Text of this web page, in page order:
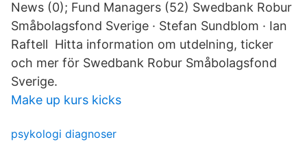
News (0); Fund Managers (52) Swedbank Robur
Småbolagsfond Sverige · Stefan Sundblom · Ian
Raftell Hitta information om utdelning, ticker
och mer för Swedbank Robur Småbolagsfond
Sverige.
Make up kurs kicks
psykologi diagnoser